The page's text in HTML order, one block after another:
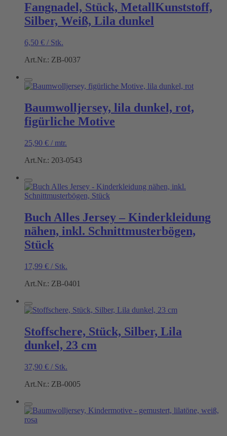
Fangnadel, Stück, MetallKunststoff,
Silber, Weiß, Lila dunkel
6,50 € / Stk.
Art.Nr.: ZB-0037
Baumwolljersey, lila dunkel, rot,
figürliche Motive
25,90 € / mtr.
Art.Nr.: 203-0543
Buch Alles Jersey – Kinderkleidung
nähen, inkl. Schnittmusterbögen,
Stück
17,99 € / Stk.
Art.Nr.: ZB-0401
Stoffschere, Stück, Silber, Lila
dunkel, 23 cm
37,90 € / Stk.
Art.Nr.: ZB-0005